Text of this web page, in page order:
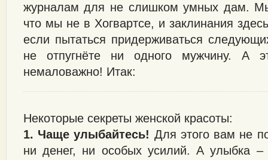
журналам для не слишком умных дам.
что мы не в Хогвартсе, и заклинания
если пытаться придерживаться
не отпугнёте ни одного мужчину. А
немаловажно! Итак:
Некоторые секреты женской красоты:
1. Чаще улыбайтесь! Для этого вам не
ни денег, ни особых усилий. А улыбка –